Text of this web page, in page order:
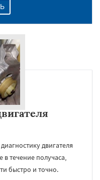
двигателя
в течение получаса,
быстро и точно.